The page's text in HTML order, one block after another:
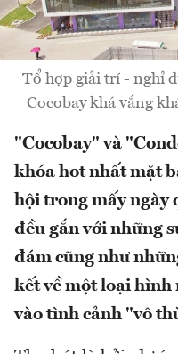
Tổ hợp giải trí - nghỉ
Cocobay khá vắng
"Cocobay" và
khóa hot nhất mặt
hội trong mấy ngày
đều gắn với những
đám cũng như
kết về một loại hình
vào tình cảnh "vô